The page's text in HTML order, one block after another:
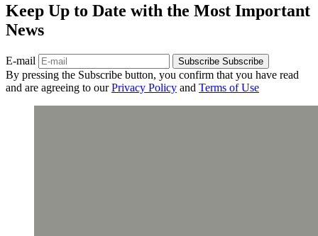
Keep Up to Date with the Most Important
News
E-mail Subscribe Subscribe
By pressing the Subscribe button, you confirm that you have read
and are agreeing to ourPrivacy Policy and Terms of Use